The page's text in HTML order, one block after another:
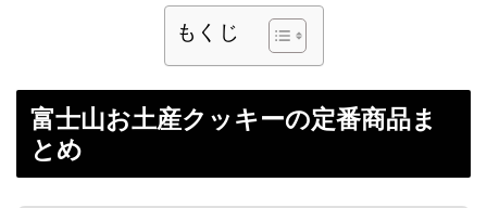
もくじ
富士山お土産クッキーの定番商品ま
とめ